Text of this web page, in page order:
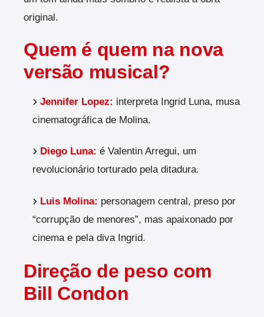
original.
Quem é quem na nova
versão musical?
Jennifer Lopez: interpreta Ingrid Luna, musa
cinematográfica de Molina.
Diego Luna: é Valentin Arregui, um
revolucionário torturado pela ditadura.
Luis Molina: personagem central, preso por
“corrupção de menores”, mas apaixonado por
cinema e pela diva Ingrid.
Direção de peso com
Bill Condon